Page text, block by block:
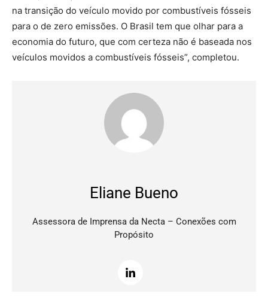
na transição do veículo movido por combustíveis fósseis
para o de zero emissões. O Brasil tem que olhar para a
economia do futuro, que com certeza não é baseada nos
veículos movidos a combustíveis fósseis”, completou.
Eliane Bueno
Assessora de Imprensa da Necta – Conexões com
Propósito